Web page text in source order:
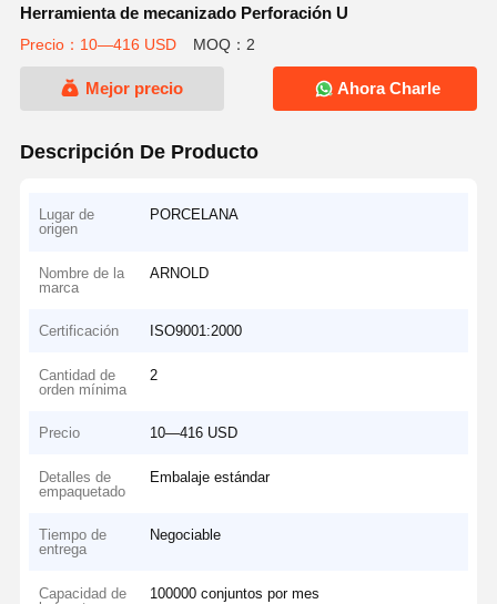
Herramienta de mecanizado Perforación U
Precio：10—416 USD MOQ：2
Mejor precio Ahora Charle
Descripción De Producto
Lugar de
origen
PORCELANA
Nombre de la
marca
ARNOLD
Certificación ISO9001:2000
Cantidad de
orden mínima
2
Precio 10—416 USD
Detalles de
empaquetado
Embalaje estándar
Tiempo de
entrega
Negociable
Capacidad de
100000 conjuntos por mes